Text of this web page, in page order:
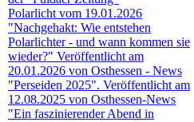
Polarlicht vom 19.01.2026
"Nachgehakt: Wie entstehen
Polarlichter - und wann kommen sie
wieder?" Veröffentlicht am
20.01.2026 von Osthessen - News
"Perseiden 2025". Veröffentlicht am
12.08.2025 von Osthessen-News
"Ein faszinierender Abend in